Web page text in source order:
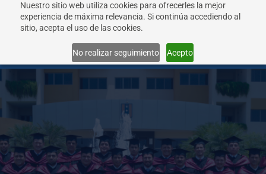
Nuestro sitio web utiliza cookies para ofrecerles la mejor
experiencia de máxima relevancia. Si continúa accediendo al
sitio, acepta el uso de las cookies.
No realizar seguimiento Acepto